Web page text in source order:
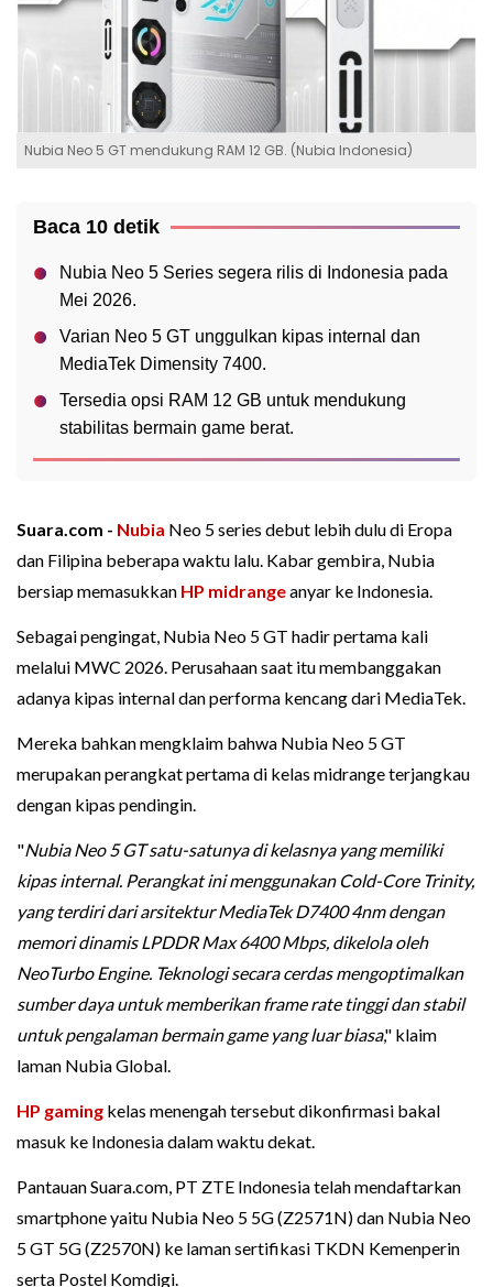
Nubia Neo 5 GT mendukung RAM 12 GB. (Nubia Indonesia)
Baca 10 detik
Nubia Neo 5 Series segera rilis di Indonesia pada
Mei 2026.
Varian Neo 5 GT unggulkan kipas internal dan
MediaTek Dimensity 7400.
Tersedia opsi RAM 12 GB untuk mendukung
stabilitas bermain game berat.
Suara.com - Nubia Neo 5 series debut lebih dulu di Eropa
dan Filipina beberapa waktu lalu. Kabar gembira, Nubia
bersiap memasukkan HP midrangeanyar ke Indonesia.
Sebagai pengingat, Nubia Neo 5 GT hadir pertama kali
melalui MWC 2026. Perusahaan saat itu membanggakan
adanya kipas internal dan performa kencang dari MediaTek.
Mereka bahkan mengklaim bahwa Nubia Neo 5 GT
merupakan perangkat pertama di kelas midrange terjangkau
dengan kipas pendingin.
"Nubia Neo 5 GT satu-satunya di kelasnya yang memiliki
kipas internal. Perangkat ini menggunakan Cold-Core Trinity,
yang terdiri dari arsitektur MediaTek D7400 4nm dengan
memori dinamis LPDDR Max 6400 Mbps, dikelola oleh
NeoTurbo Engine. Teknologi secara cerdas mengoptimalkan
sumber daya untuk memberikan frame rate tinggi dan stabil
untuk pengalaman bermain game yang luar biasa," klaim
laman Nubia Global.
HP gaming kelas menengah tersebut dikonfirmasi bakal
masuk ke Indonesia dalam waktu dekat.
Pantauan Suara.com, PT ZTE Indonesia telah mendaftarkan
smartphone yaitu Nubia Neo 5 5G (Z2571N) dan Nubia Neo
5 GT 5G (Z2570N) ke laman sertifikasi TKDN Kemenperin
serta Postel Komdigi.